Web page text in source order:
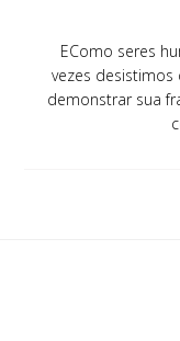
EComo seres
vezes desistimos
demonstrar sua